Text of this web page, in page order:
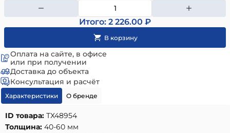
Итого: 2 226.00 ₽
Оплата на сайте, в офисе
или при получении
Доставка до объекта
Консультация и расчёт
Характеристики О бренде
ID товара: ТХ48954
Толщина: 40-60 мм